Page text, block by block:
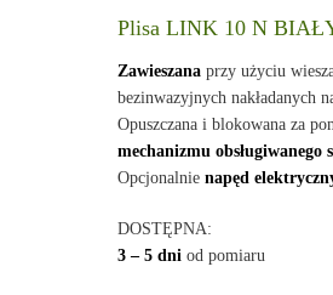
Plisa LINK 10 N
Zawieszanaprzy użyciu
bezinwazyjnych nakładanych
Opuszczana i blokowana za
mechanizmu obsługiwanego
Opcjonalnie napęd
DOSTĘPNA:
3 – 5 dni od pomiaru